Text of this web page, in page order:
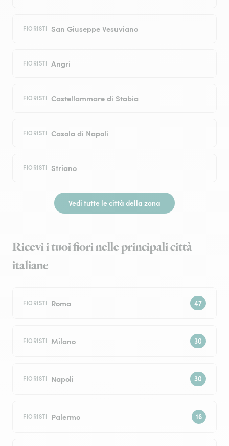
FIORISTI San Giuseppe Vesuviano
FIORISTI Angri
FIORISTI Castellammare di Stabia
FIORISTI Casola di Napoli
FIORISTI Striano
Vedi tutte le città della zona
Ricevi i tuoi fiori nelle principali città
italiane
FIORISTI Roma
FIORISTI Milano
FIORISTI Napoli
FIORISTI Palermo